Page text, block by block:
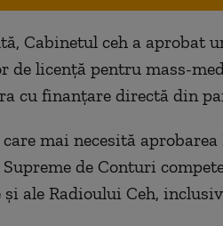
Cabinetul ceh a aprobat
de licență pentru mass-
cu finanțare directă din
care mai necesită
de Conturi
ale Radioului Ceh,